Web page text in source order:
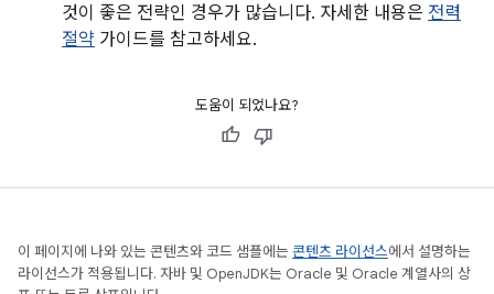
것이 좋은 전략인 경우가 많습니다. 자세한 내용은 전력
절약 가이드를 참고하세요.
도움이 되었나요?
이 페이지에 나와 있는 콘텐츠와 코드 샘플에는 콘텐츠 라이선스에서 설명하는
라이선스가 적용됩니다. 자바 및 OpenJDK는 Oracle 및 Oracle 계열사의 상